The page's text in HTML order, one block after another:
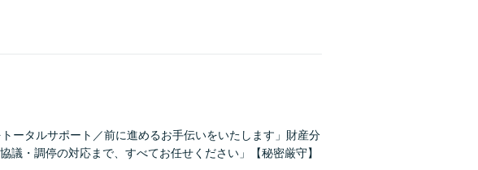
ータルサポート／前に進めるお手伝いをいたします」財産分
・調停の対応まで、すべてお任せください」【秘密厳守】